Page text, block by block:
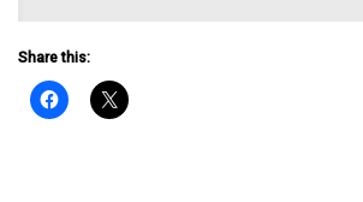
Share this: